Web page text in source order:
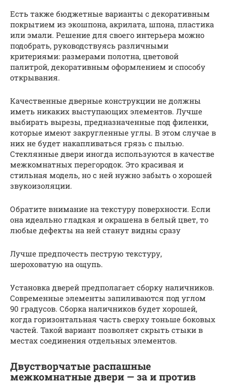
Есть также бюджетные варианты с декоративным
покрытием из экошпона, акрилата, шпона, пластика
или эмали. Решение для своего интерьера можно
подобрать, руководствуясь различными
критериями: размерами полотна, цветовой
палитрой, декоративным оформлением и способу
открывания.
Качественные дверные конструкции не должны
иметь никаких выступающих элементов. Лучше
выбирать вырезы, предназначенные под филенки,
которые имеют закругленные углы. В этом случае в
них не будет накапливаться грязь с пылью.
Стеклянные двери иногда используются в качестве
межкомнатных перегородок. Это красивая и
стильная модель, но с ней нужно забыть о хорошей
звукоизоляции.
Обратите внимание на текстуру поверхности. Если
она идеально гладкая и окрашена в белый цвет, то
любые дефекты на ней станут видны сразу
Лучше предпочесть пеструю текстуру,
шероховатую на ощупь.
Установка дверей предполагает сборку наличников.
Современные элементы запиливаются под углом
90 градусов. Сборка наличников будет хорошей,
когда горизонтальная часть сверху тоньше боковых
частей. Такой вариант позволяет скрыть стыки в
местах соединения отдельных элементов.
Двустворчатые распашные
межкомнатные двери — за и против